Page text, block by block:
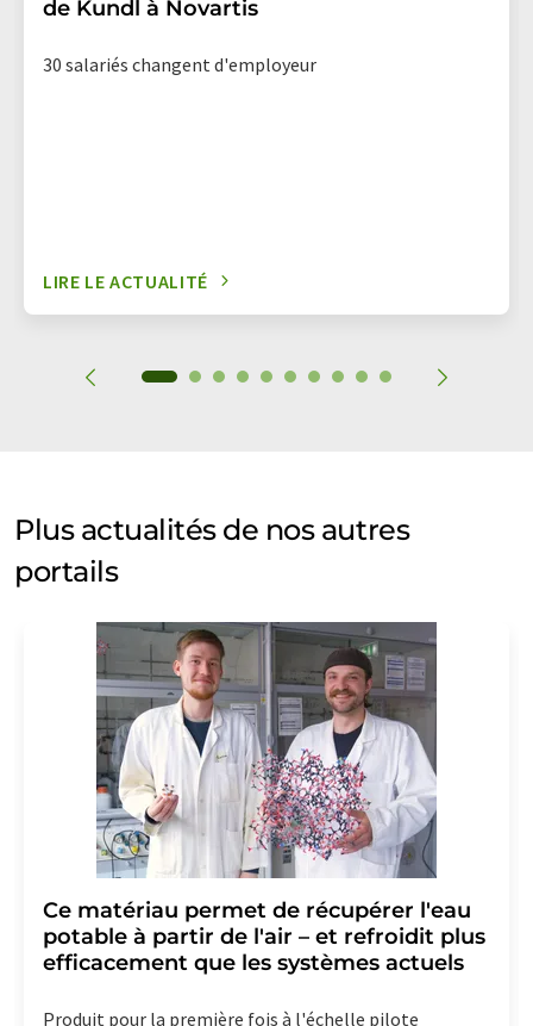
de Kundl à Novartis
30 salariés changent d'employeur
LIRE LE ACTUALITÉ
Plus actualités de nos autres
portails
Ce matériau permet de récupérer l'eau
potable à partir de l'air – et refroidit plus
efficacement que les systèmes actuels
Produit pour la première fois à l'échelle pilote